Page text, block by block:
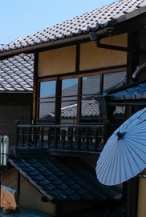
動画マーケティング